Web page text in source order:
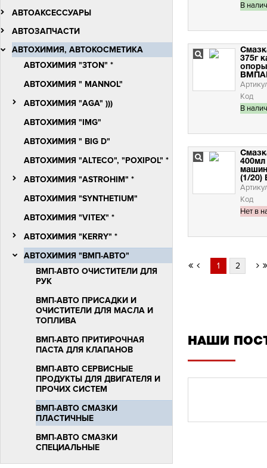
АВТОАКСЕССУАРЫ
АВТОЗАПЧАСТИ
АВТОХИМИЯ, АВТОКОСМЕТИКА
АВТОХИМИЯ "3TON" *
АВТОХИМИЯ " MANNOL"
АВТОХИМИЯ "AGA" )))
АВТОХИМИЯ "IMG"
АВТОХИМИЯ " BIG D"
АВТОХИМИЯ "ALTECO", "POXIPOL" *
АВТОХИМИЯ "ASTROHIM" *
АВТОХИМИЯ "SYNTHETIUM"
АВТОХИМИЯ "VITEX" *
АВТОХИМИЯ "KERRY" *
АВТОХИМИЯ "ВМП-АВТО"
ВМП-АВТО ОЧИСТИТЕЛИ ДЛЯ
РУК
ВМП-АВТО ПРИСАДКИ И
ОЧИСТИТЕЛИ ДЛЯ МАСЛА И
ТОПЛИВА
ВМП-АВТО ПРИТИРОЧНАЯ
ПАСТА ДЛЯ КЛАПАНОВ
ВМП-АВТО СЕРВИСНЫЕ
ПРОДУКТЫ ДЛЯ ДВИГАТЕЛЯ И
ПРОЧИХ СИСТЕМ
ВМП-АВТО СМАЗКИ
ПЛАСТИЧНЫЕ
ВМП-АВТО СМАЗКИ
СПЕЦИАЛЬНЫЕ
В
375г
Код
В
400мл
(1/
Код
Нет в
1 2
НАШИ